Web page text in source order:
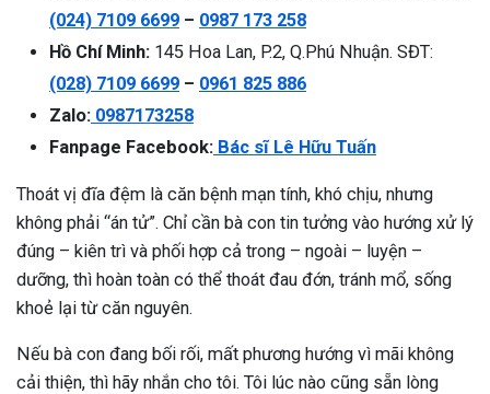
(024) 7109 6699 – 0987 173 258
Hồ Chí Minh: 145 Hoa Lan, P.2, Q.Phú Nhuận. SĐT:
(028) 7109 6699 – 0961 825 886
Zalo: 0987173258
Fanpage Facebook: Bác sĩ Lê Hữu Tuấn
Thoát vị đĩa đệm là căn bệnh mạn tính, khó chịu, nhưng
không phải “án tử”. Chỉ cần bà con tin tưởng vào hướng xử lý
đúng – kiên trì và phối hợp cả trong – ngoài – luyện –
dưỡng, thì hoàn toàn có thể thoát đau đớn, tránh mổ, sống
khoẻ lại từ căn nguyên.
Nếu bà con đang bối rối, mất phương hướng vì mãi không
cải thiện, thì hãy nhắn cho tôi. Tôi lúc nào cũng sẵn lòng